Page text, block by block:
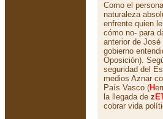
Como el
naturaleza
enfrente quien
cómo no- para
anterior de José
gobierno
Oposición).
seguridad del
medios Aznar
País Vasco (H
la llegada de z
cobrar vida